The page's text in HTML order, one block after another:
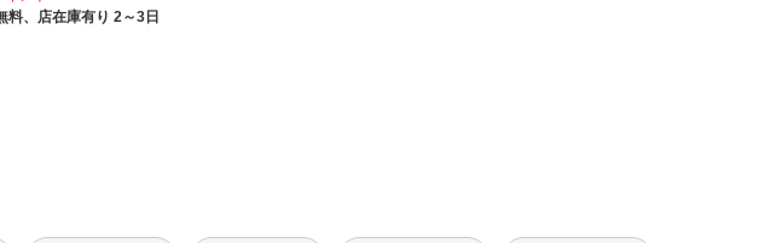
料、 店在庫有り 2～3日